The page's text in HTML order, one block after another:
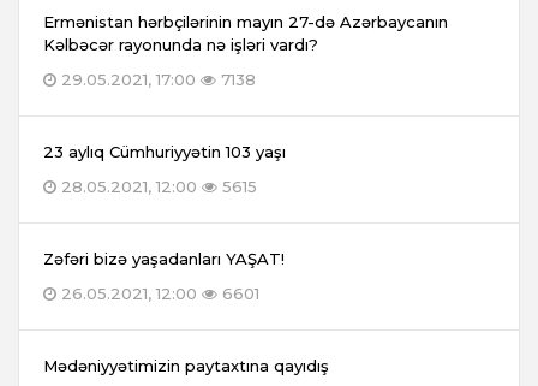
Ermənistan hərbçilərinin mayın 27-də Azərbaycanın
Kəlbəcər rayonunda nə işləri vardı?
29.05.2021, 17:00
7138
23 aylıq Cümhuriyyətin 103 yaşı
28.05.2021, 12:00
5615
Zəfəri bizə yaşadanları YAŞAT!
26.05.2021, 12:00
6601
Mədəniyyətimizin paytaxtına qayıdış